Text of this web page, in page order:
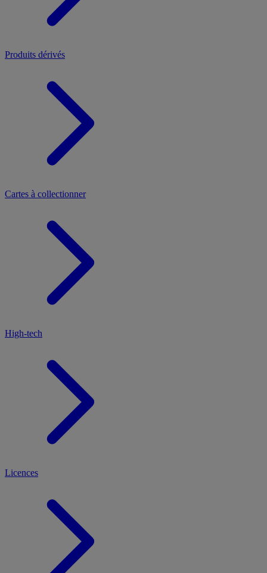
Produits dérivés
Cartes à collectionner
High-tech
Licences